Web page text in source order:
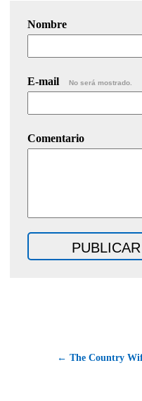
Nombre
E-mail No será mostrado.
Comentario
← The Country